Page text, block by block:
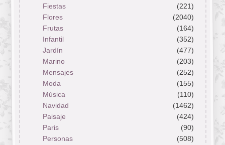
Fiestas
(221)
Flores
(2040)
Frutas
(164)
Infantil
(352)
Jardín
(477)
Marino
(203)
Mensajes
(252)
Moda
(155)
Música
(110)
Navidad
(1462)
Paisaje
(424)
Paris
(90)
Personas
(508)